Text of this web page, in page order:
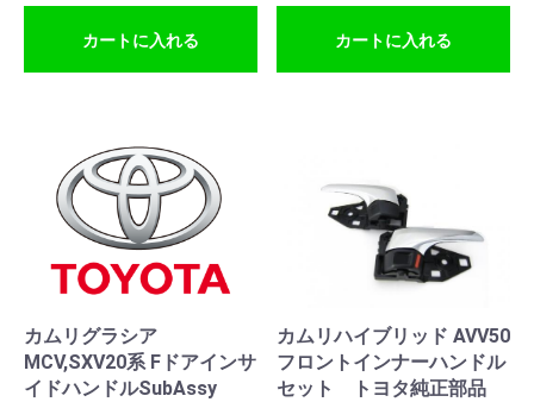
カートに入れる カートに入れる
カムリグラシア
MCV,SXV20系 Fドアインサ
イドハンドルSubAssy
カムリハイブリッド AVV50
フロントインナーハンドル
セット トヨタ純正部品